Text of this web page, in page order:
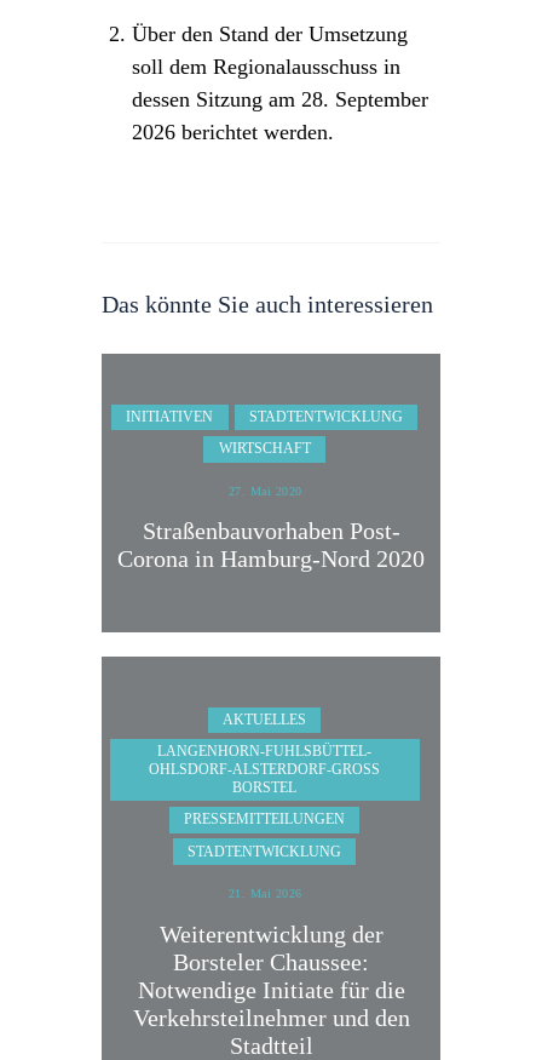
Über den Stand der Umsetzung
soll dem Regionalausschuss in
dessen Sitzung am 28. September
2026 berichtet werden.
Das könnte Sie auch interessieren
INITIATIVEN
STADTENTWICKLUNG
WIRTSCHAFT
27. Mai 2020
Straßenbauvorhaben Post-
Corona in Hamburg-Nord 2020
AKTUELLES
LANGENHORN-FUHLSBÜTTEL-
OHLSDORF-ALSTERDORF-GROSS B
ORSTEL
PRESSEMITTEILUNGEN
STADTENTWICKLUNG
21. Mai 2026
Weiterentwicklung der
Borsteler Chaussee:
Notwendige Initiate für die
Verkehrsteilnehmer und den
Stadtteil